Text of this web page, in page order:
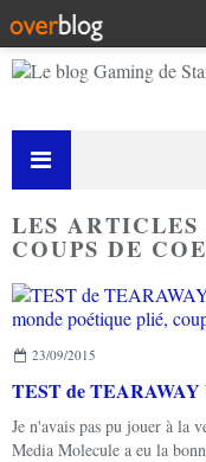
LES
COUPS DE
23/09/2015
Je n'avais pas pu jouer à la
Media Molecule a eu la